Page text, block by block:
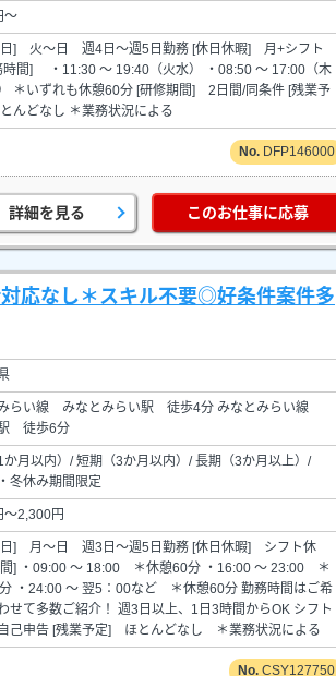
～
日] 火～日 週4日～週5日勤務 [休日休暇] 月+シフト
時間] ・11:30 ～ 19:40（火水） ・08:50 ～ 17:00（木
＊いずれも休憩60分 [研修期間] 2日間/同条件 [残業予
んどなし ＊業務状況による
DFP146000
詳細を見る このお仕事に応募
応なし＊スキル不要◎好条件案件多
らい線 みなとみらい駅 徒歩4分 みなとみらい線
徒歩6分
か月以内）/ 短期（3か月以内）/ 長期（3か月以上）/
冬休み期間限定
～2,300円
日] 月～日 週3日～週5日勤務 [休日休暇] シフト休
] ・09:00 ～ 18:00 ＊休憩60分 ・16:00 ～ 23:00 ＊
・24:00 ～ 翌5：00など ＊休憩60分 勤務時間はご希
せて多数ご紹介！ 週3日以上、1日3時間からOK シフト
己申告 [残業予定] ほとんどなし ＊業務状況による
CSY127750